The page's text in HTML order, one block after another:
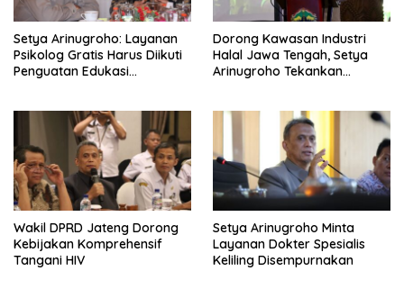
Setya Arinugroho: Layanan
Psikolog Gratis Harus Diikuti
Penguatan Edukasi
Dorong Kawasan Industri
Halal Jawa Tengah, Setya
Arinugroho Tekankan
Wakil DPRD Jateng Dorong
Kebijakan Komprehensif
Tangani HIV
Setya Arinugroho Minta
Layanan Dokter Spesialis
Keliling Disempurnakan